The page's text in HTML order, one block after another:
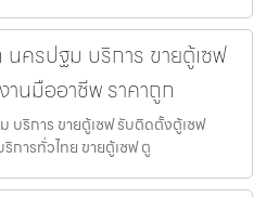
นครปฐม บริการ ขายตู้เซฟ
นมืออาชีพ ราคาถูก
บริการ ขายตู้เซฟ รับติดตั้งตู้เซฟ
การทั่วไทย ขายตู้เซฟ ตู